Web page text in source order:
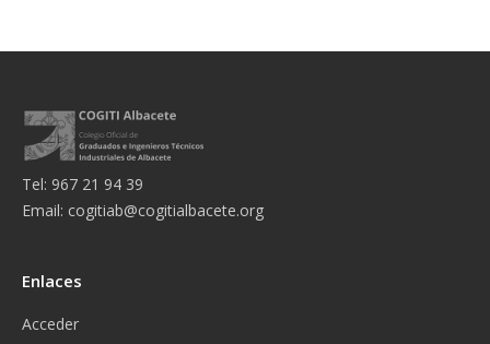
Tel: 967 21 94 39
Email: cogitiab@cogitialbacete.org
Enlaces
Acceder